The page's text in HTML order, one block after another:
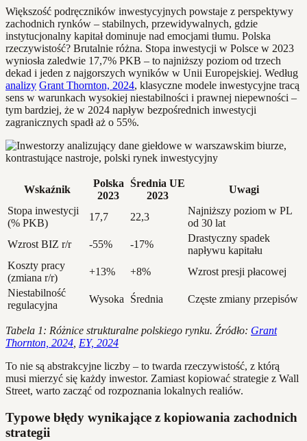
Większość podręczników inwestycyjnych powstaje z perspektywy
zachodnich rynków – stabilnych, przewidywalnych, gdzie
instytucjonalny kapitał dominuje nad emocjami tłumu. Polska
rzeczywistość? Brutalnie różna. Stopa inwestycji w Polsce w 2023
wyniosła zaledwie 17,7% PKB – to najniższy poziom od trzech
dekad i jeden z najgorszych wyników w Unii Europejskiej. Według
analizy Grant Thornton, 2024, klasyczne modele inwestycyjne tracą
sens w warunkach wysokiej niestabilności i prawnej niepewności –
tym bardziej, że w 2024 napływ bezpośrednich inwestycji
zagranicznych spadł aż o 55%.
Wskaźnik
Polska
2023
Średnia UE
2023
Uwagi
Stopa inwestycji
(% PKB)
17,7 22,3
Najniższy poziom w PL
od 30 lat
Wzrost BIZ r/r
-55% -17%
Drastyczny spadek
napływu kapitału
Koszty pracy
(zmiana r/r)
+13% +8%
Wzrost presji płacowej
Niestabilność
regulacyjna
Wysoka Średnia Częste zmiany przepisów
Tabela 1: Różnice strukturalne polskiego rynku. Źródło: Grant
Thornton, 2024 EY, 2024
To nie są abstrakcyjne liczby – to twarda rzeczywistość, z którą
musi mierzyć się każdy inwestor. Zamiast kopiować strategie z Wall
Street, warto zacząć od rozpoznania lokalnych realiów.
Typowe błędy wynikające z kopiowania zachodnich
strategii